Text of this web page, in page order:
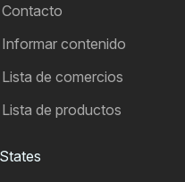
Contacto
Informar contenido
Lista de comercios
Lista de productos